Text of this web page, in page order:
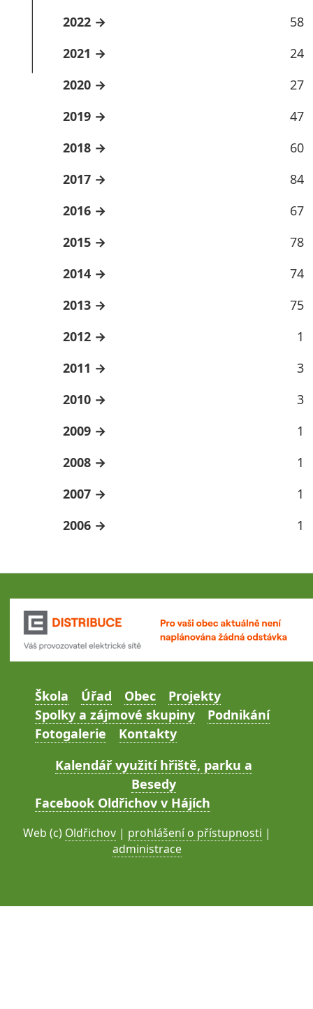
2022
58
2021
24
2020
27
2019
47
2018
60
2017
84
2016
67
2015
78
2014
74
2013
75
2012
1
2011
3
2010
3
2009
1
2008
1
2007
1
2006
1
Škola Úřad Obec
Projekty
Spolky a zájmové skupiny
Podnikání
Fotogalerie
Kontakty
Kalendář využití hřiště, parku a
Besedy
Facebook Oldřichov v Hájích
Web (c) Oldřichov | prohlášení o přístupnosti |
administrace